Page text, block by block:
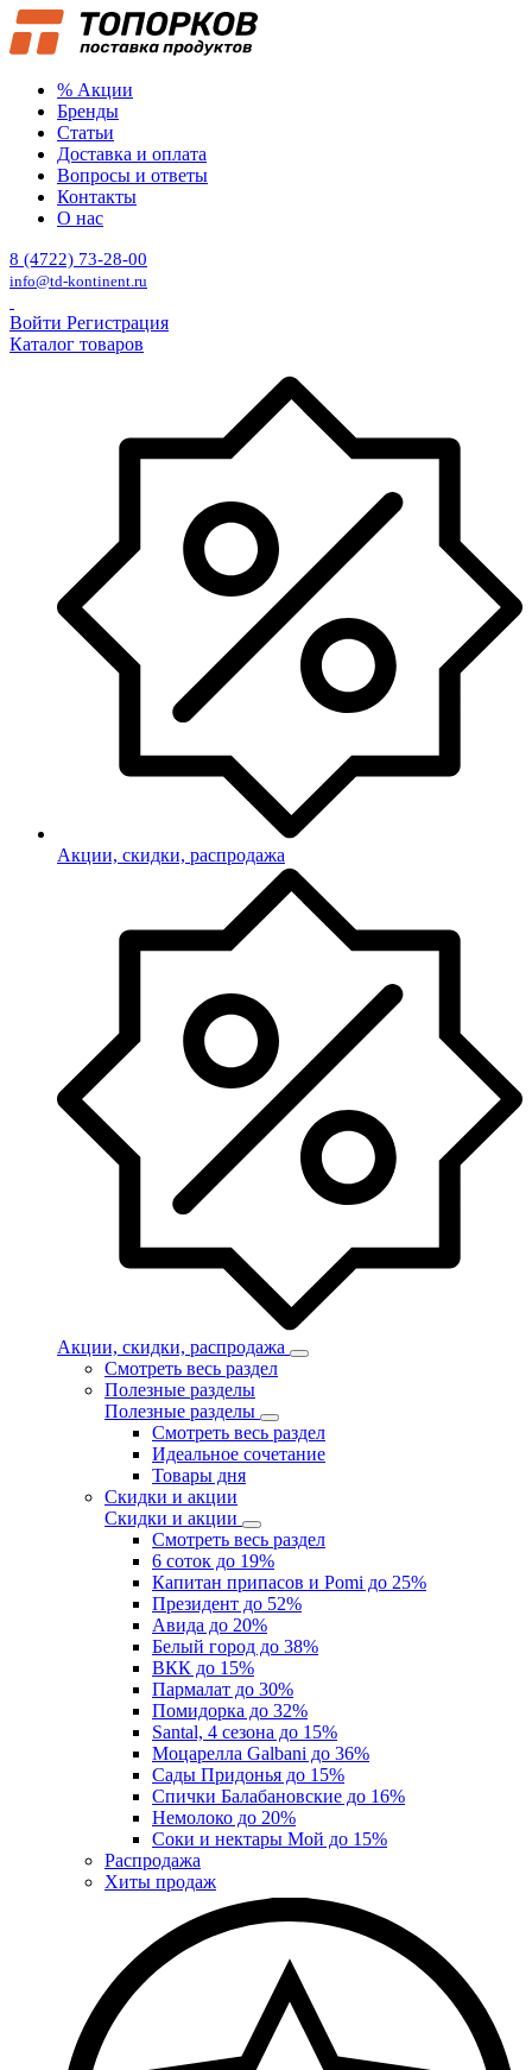
% Акции
Бренды
Статьи
Доставка и оплата
Вопросы и ответы
Контакты
О нас
8 (4722) 73-28-00
info@td-kontinent.ru
Войти Регистрация
Каталог товаров
Акции, скидки, распродажа
Акции, скидки, распродажа
Смотреть весь раздел
Полезные разделы
Полезные разделы
Смотреть весь раздел
Идеальное сочетание
Товары дня
Скидки и акции
Скидки и акции
Смотреть весь раздел
6 соток до 19%
Капитан припасов и Pomi до 25%
Президент до 52%
Авида до 20%
Белый город до 38%
ВКК до 15%
Пармалат до 30%
Помидорка до 32%
Santal, 4 сезона до 15%
Моцарелла Galbani до 36%
Сады Придонья до 15%
Спички Балабановские до 16%
Немолоко до 20%
Соки и нектары Мой до 15%
Распродажа
Хиты продаж